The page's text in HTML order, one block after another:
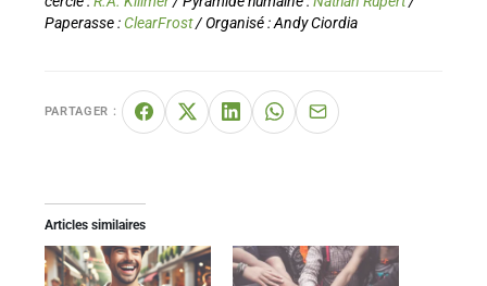
Paperasse :ClearFrost/ Organisé :Andy Ciordia
PARTAGER :
Articles similaires